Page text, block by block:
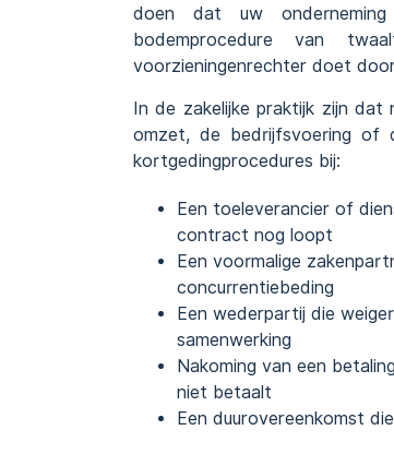
doen dat uw
bodemprocedure van
voorzieningenrechter doet
In de zakelijke praktijk zijn
omzet, de bedrijfsvoering of
kortgedingprocedures bij:
Een toeleverancier of
contract nog loopt
Een voormalige
concurrentiebeding
Een wederpartij die
samenwerking
Nakoming van een
niet betaalt
Een duurovereenkomst